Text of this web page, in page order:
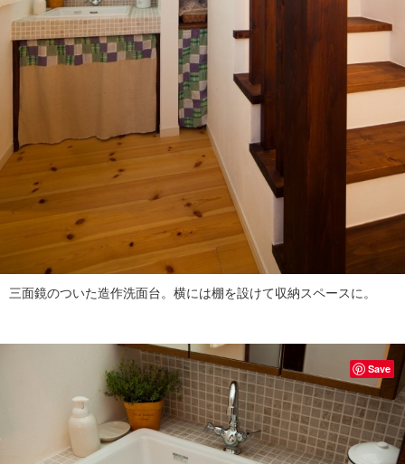
三面鏡のついた造作洗面台。横には棚を設けて収納スペースに。
Save